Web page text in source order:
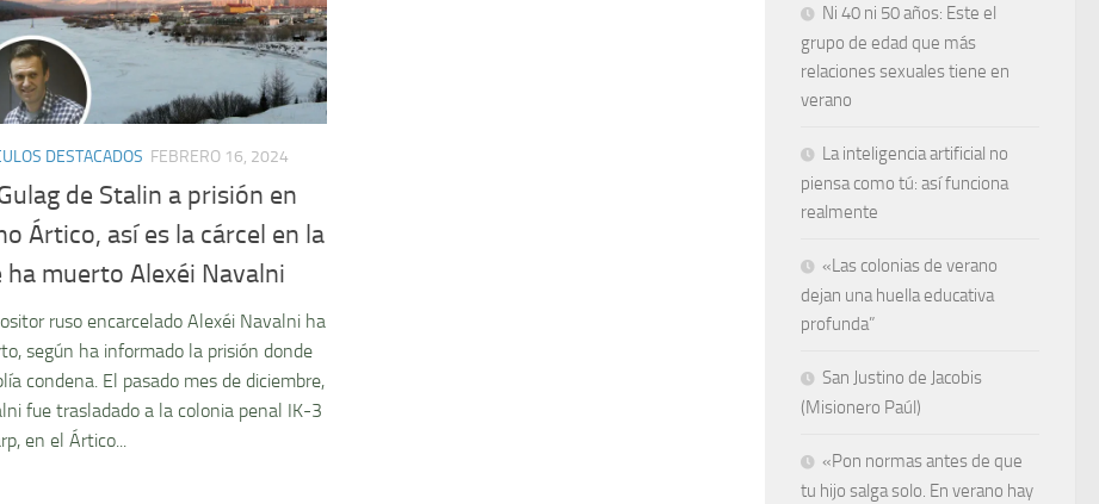
DESTACADOS FEBRERO 16, 2024
de Stalin a prisión en
Ártico, así es la cárcel en la
ha muerto Alexéi Navalni
ruso encarcelado Alexéi Navalni ha
según ha informado la prisión donde
condena. El pasado mes de diciembre,
fue trasladado a la colonia penal IK-3
en el Ártico...
Ni 40 ni 50 años: Este el
grupo de edad que más
relaciones sexuales tiene en
verano
La inteligencia artificial no
piensa como tú: así funciona
realmente
«Las colonias de verano
dejan una huella educativa
profunda”
San Justino de Jacobis
(Misionero Paúl)
«Pon normas antes de que
tu hijo salga solo. En verano hay